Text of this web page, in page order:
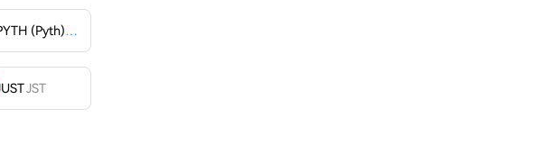
PYTH (Pyth)
PYTH
JST